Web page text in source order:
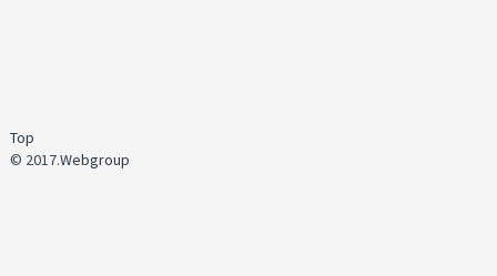
Top
© 2017.Webgroup